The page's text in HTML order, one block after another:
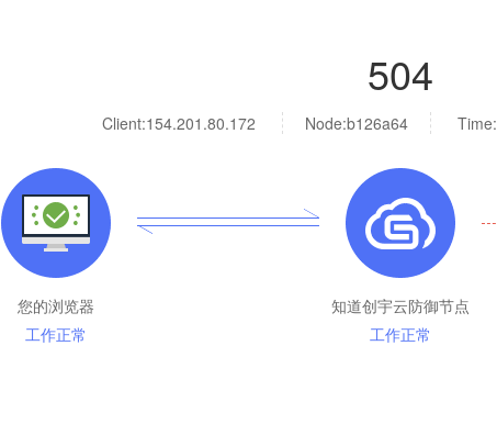
504
Client:154.201.80.172 Node:b126a64 Time:
您的浏览器
工作正常
知道创宇云防御节点
工作正常